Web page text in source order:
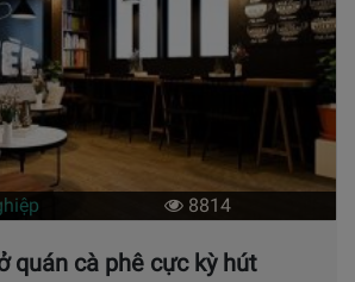
8814
quán cà phê cực kỳ hút